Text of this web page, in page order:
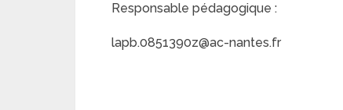
Responsable pédagogique :
lapb.0851390z@ac-nantes.fr